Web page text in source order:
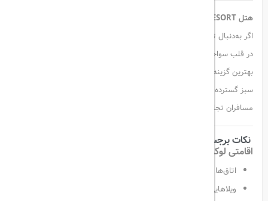
هتل SUSESI LUXURY RESORT، یکی از بهترین انتخاب‌ها در بلک ترکیه
اگر به‌دنبال ترکیبی از لوکس‌ترین امکانات، خدمات درجه یک و محیطی آرام
در قلب سواحل دریای مدیترانه هستید،
سبز گسترده، تجربه‌ای بی‌نظیر از تعطیلات را برای خانواده‌ها، زوج‌ها و حتی
مسافران تجاری رقم می‌زند.
نکات برجسته SUSESI LUXURY RESORT:
اقامتی لوکس با چشم‌اندازی رویایی
اتاق‌ها و سوئیت‌های بزرگ با بالکن اختصاصی
ویلاهایی با استخر خصوصی و خدمات ویژه